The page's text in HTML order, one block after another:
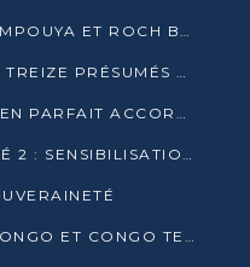
GOMA TSÉ-TSÉ : MATSON MAMPOUYA ET ROCH BREDIN BISSALA NKOUNKOU EN CAMPAGNE DE PROXIMITÉ
TRAFIC DE FAUNE SAUVAGE : TREIZE PRÉSUMÉS TRAFIQUANTS INTERPELLÉS AU CONGO EN 2025
LA LIKOUALA ET LA SANGHA EN PARFAIT ACCORD AVEC LE PROJET DE SOCIÉTÉ DU CANDIDAT DENIS SASSOU-N’GUESSO
DROITS DES FEMMES À TIÉ-TIÉ 2 : SENSIBILISATION ET PÉDAGOGIE SUR LE DROIT DE VOTE
DROITS DES FEMMES : AGL CONGO ET CONGO TERMINAL METTENT EN AVANT LE LEADERSHIP FÉMININ